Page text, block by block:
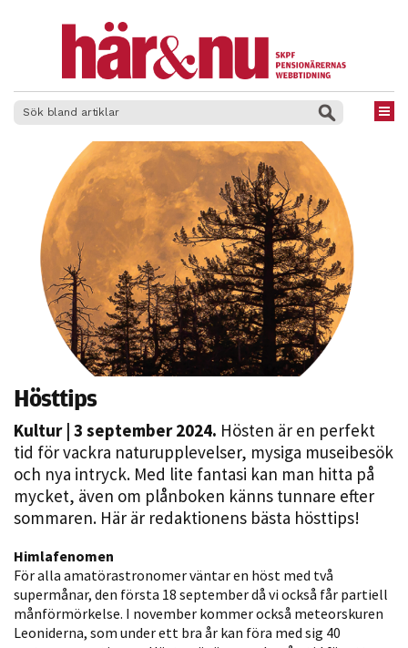
Hösttips
Kultur| 3 september 2024. Hösten är en perfekt
tid för vackra naturupplevelser, mysiga musei­besök
och nya intryck. Med lite fantasi kan man hitta på
mycket, även om plånboken känns tunnare efter
sommaren. Här är redaktionens bästa hösttips!
Himlafenomen
För alla amatörastronomer väntar en höst med två
supermånar, den första 18 september då vi också får partiell
månförmörkelse. I november kommer också meteorskuren
Leoniderna, som under ett bra år kan föra med sig 40
Nödvändiga
Dessa kakor
går inte att